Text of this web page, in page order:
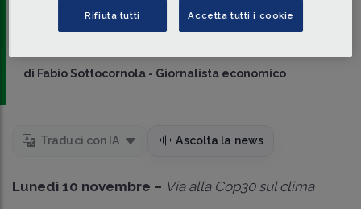
economico mercoledì traKazakistaneRussia: sullo
sfondo progetti in comune per decine di miliardi di dollari.
di Fabio Sottocornola - Giornalista economico
Traduci con IA Ascolta la news
Lunedì 10 novembre – Via alla Cop30 sul clima
Rifiuta tutti Accetta tutti i cookie